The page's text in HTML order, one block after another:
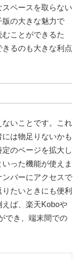
ペースを取らない
版の大きな魅力で
ことができるた
るのも大きな利点
いことです。これ
は物足りないかも
のページを拡大し
った機能が使えま
バーにアクセスで
たいときにも便利
えば、楽天Koboや
でき、端末間での